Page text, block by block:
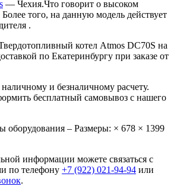
— Чехия.Что говорит о высоком
того, на данную модель действует
.
котел Atmos DC70S на
по Екатеринбургу при заказе от
и безналичному расчету.
бесплатный самовывоз с нашего
оборудования – Размеры: × 678 × 1399
информации можете связаться с
по телефону +7 (922) 021-94-94 или
.